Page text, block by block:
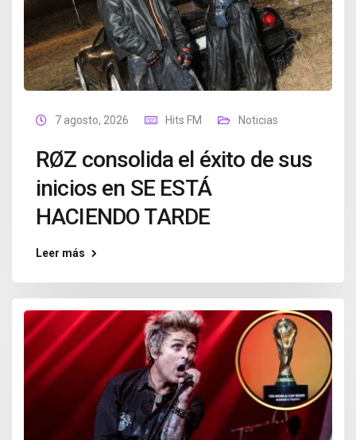
7 agosto, 2026 Hits FM Noticias
RØZ consolida el éxito de sus
inicios en SE ESTÁ
HACIENDO TARDE
Leer más